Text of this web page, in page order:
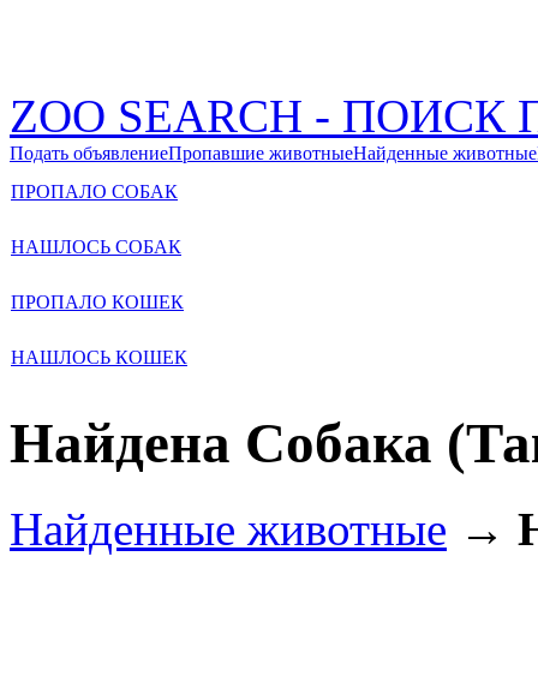
ZOO SEARCH -
Подать объявлениеПропавшие животныеНайденные животные
ПРОПАЛО СОБАК
НАШЛОСЬ СОБАК
ПРОПАЛО КОШЕК
НАШЛОСЬ КОШЕК
Найдена Собака
Найденные животные →